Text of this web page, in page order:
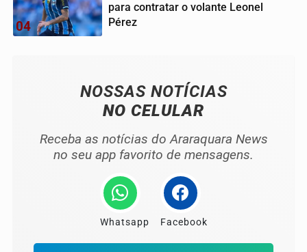
04
para contratar o volante Leonel
Pérez
NOSSAS NOTÍCIAS
NO CELULAR
Receba as notícias do Araraquara News
no seu app favorito de mensagens.
Whatsapp Facebook